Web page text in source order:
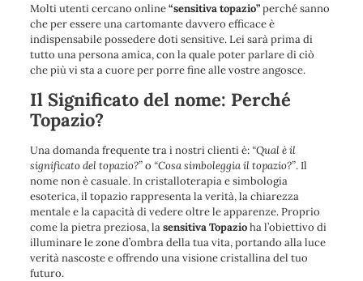
Molti utenti cercano online“sensitiva topazio”perché sanno
che per essere una cartomante davvero efficace è
indispensabile possedere doti sensitive. Lei sarà prima di
tutto una persona amica, con la quale poter parlare di ciò
che più vi sta a cuore per porre fine alle vostre angosce.
Il Significato del nome: Perché
Topazio?
Una domanda frequente tra i nostri clienti è: “Qual è il
significato del topazio?”o “Cosa simboleggia il topazio?”. Il
nome non è casuale. In cristalloterapia e simbologia
esoterica, il topazio rappresenta la verità, la chiarezza
mentale e la capacità di vedere oltre le apparenze. Proprio
come la pietra preziosa, lasensitiva Topazioha l’obiettivo di
illuminare le zone d’ombra della tua vita, portando alla luce
verità nascoste e offrendo una visione cristallina del tuo
futuro.